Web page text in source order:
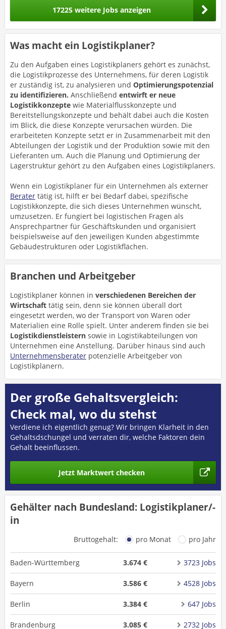
17225 weitere Jobs anzeigen
Was macht ein Logistikplaner?
Zu den Aufgaben eines Logistikplaners gehört es zunächst,
die Logistikprozesse des Unternehmens, für deren Logistik
er zuständig ist, zu analysieren und Optimierungspotenzial
zu identifizieren. Anschließend entwirft er neue
Logistikkonzepte wie Materialflusskonzepte und
Bereitstellungskonzepte und behält dabei auch die Kosten
im Blick, die diese Konzepte verursachen würden. Die
erarbeiteten Konzepte setzt er in Zusammenarbeit mit den
Abteilungen der Logistik und der Produktion sowie mit den
Lieferanten um. Auch die Planung und Optimierung der
Lagerstruktur gehört zu den Aufgaben eines Logistikplaners.
Wenn ein Logistikplaner für ein Unternehmen als externer
Berater tätig ist, hilft er bei Bedarf dabei, spezifische
Logistikkonzepte, die sich dieses Unternehmen wünscht,
umzusetzen. Er fungiert bei logistischen Fragen als
Ansprechpartner für Geschäftskunden und organisiert
beispielsweise auf den jeweiligen Kunden abgestimmte
Gebäudestrukturen oder Logistikflächen.
Branchen und Arbeitgeber
Logistikplaner können in verschiedenen Bereichen der
Wirtschaft tätig sein, denn sie können überall dort
eingesetzt werden, wo der Transport von Waren oder
Materialien eine Rolle spielt. Unter anderem finden sie bei
Logistikdienstleistern sowie in Logistikabteilungen von
Unternehmen eine Anstellung. Darüber hinaus sind auch
Unternehmensberater potenzielle Arbeitgeber von
Logistikplanern.
Der große Gehaltsvergleich:
Check mal, wo du stehst
Verdiene ich eigentlich genug? Wir bringen Klarheit in den
Gehaltsdschungel und verraten dir, welche Faktoren dein
Gehalt beeinflussen.
Jetzt Marktwert checken
Gehälter nach Bundesland: Logistikplaner/-
in
Bruttogehalt: pro Monat pro Jahr
Baden-Württemberg 3.674 € 3723 Jobs
Bayern 3.586 € 4528 Jobs
Berlin 3.384 € 647 Jobs
Brandenburg 3.085 € 2732 Jobs